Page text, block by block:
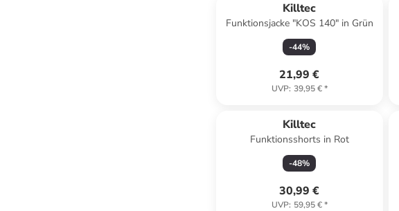
Killtec
Funktionsjacke "KOS 140" in Grün
-44%
21,99 €
UVP: 39,95 €*
Killtec
Funktionsshorts in Rot
-48%
30,99 €
UVP: 59,95 €*